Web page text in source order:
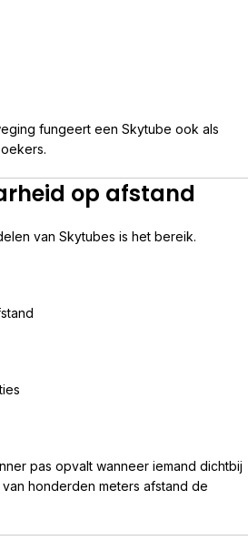
fungeert een Skytube ook als
op afstand
van Skytubes is het bereik.
pas opvalt wanneer iemand dichtbij
honderden meters afstand de